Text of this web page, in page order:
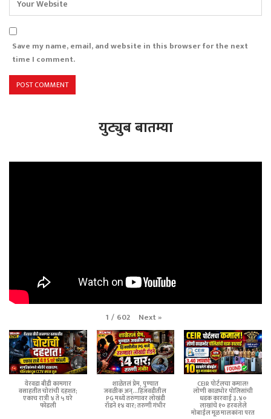
Save my name, email, and website in this browser for the next
time I comment.
युट्युब बातम्या
1 / 602 Next»
येरवडा बीडी कामगार
वसाहतीत चोरांची दहशत;
एकाच रात्री ४ ते ५ घरे
फोडली
शाळेतलं प्रेम, पुण्यात
जवळीक अन्...हिंजवडीतील
PG मध्ये तरुणावर लोखंडी
रॉडने १४ वार; तरुणी गंभीर
CEIR पोर्टलचा कमाल!
लोणी काळभोर पोलिसांची
धडक कारवाई ३.४०
लाखांचे १० हरवलेले
मोबाईल मूळ मालकांना परत